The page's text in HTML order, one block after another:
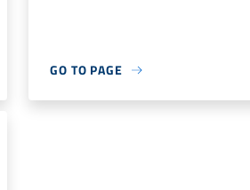
GO TO PAGE